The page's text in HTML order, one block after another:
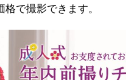
で撮影できます。